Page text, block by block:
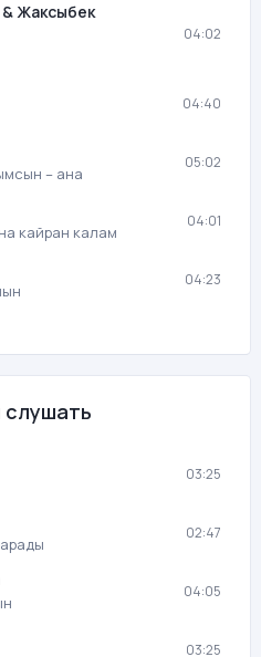
Жаксыбек
04:02
04:40
– ана
05:02
кайран калам
04:01
04:23
03:25
02:47
04:05
03:25